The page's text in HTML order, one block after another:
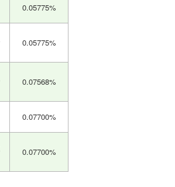
0.05775%
0.05775%
0.07568%
0.07700%
0.07700%